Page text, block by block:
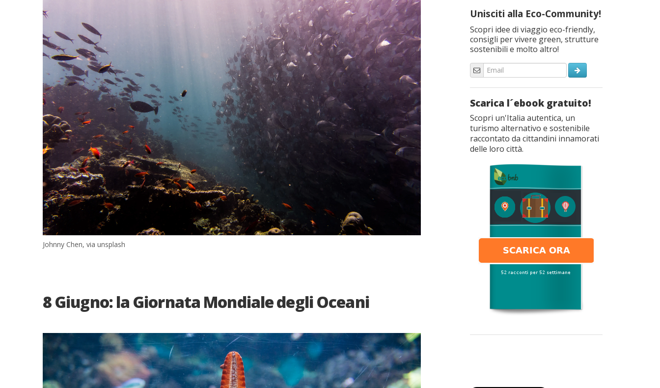
Johnny Chen, via unsplash
8 Giugno: la Giornata Mondiale degli Oceani
Unisciti alla Eco-Community!
Scopri idee di viaggio eco-friendly,
consigli per vivere green, strutture
sostenibili e molto altro!
Scarica l´ebook gratuito!
Scopri un'Italia autentica, un
turismo alternativo e sostenibile
raccontato da cittandini innamorati
delle loro città.